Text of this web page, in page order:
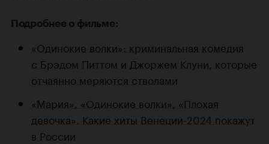
Подробнее о фильме:
«Одинокие волки»: криминальная комедия
с Брэдом Питтом и Джоржем Клуни, которые
отчаянно меряются стволами
«Мария», «Одинокие волки», «Плохая
девочка». Какие хиты Венеции-2024 покажут
в России